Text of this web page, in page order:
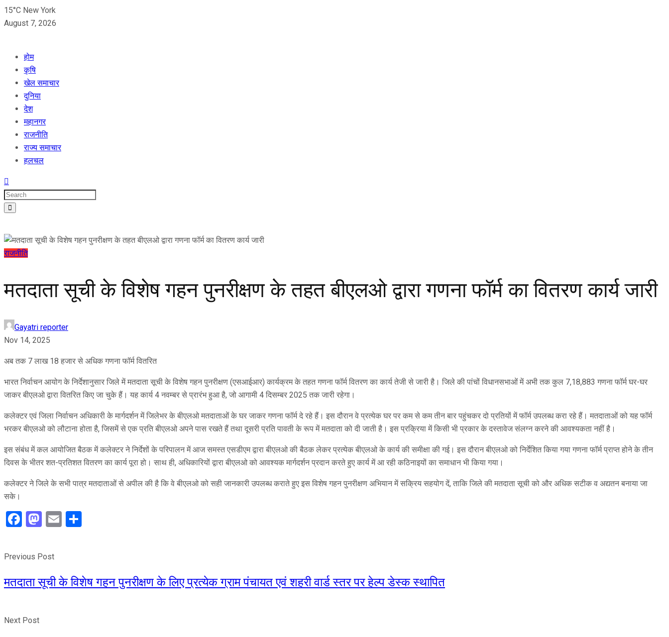
15°C New York
August 7, 2026
होम
कृषि
खेल समाचार
दुनिया
देश
महानगर
राजनीति
राज्य समाचार
हलचल
राजनीति
मतदाता सूची के विशेष गहन पुनरीक्षण के तहत बीएलओ द्वारा गणना फॉर्म का वितरण कार्य जारी
Gayatri reporter
Nov 14, 2025
अब तक 7 लाख 18 हजार से अधिक गणना फॉर्म वितरित
भारत निर्वाचन आयोग के निर्देशानुसार जिले में मतदाता सूची के विशेष गहन पुनरीक्षण (एसआईआर) कार्यक्रम के तहत गणना फॉर्म वितरण का कार्य तेजी से जारी है। जिले की पांचों विधानसभाओं में अभी तक कुल 7,18,883 गणना फॉर्म घर-घर
जाकर बीएलओ द्वारा वितरित किए जा चुके हैं। यह कार्य 4 नवम्बर से प्रारंभ हुआ है, जो आगामी 4 दिसम्बर 2025 तक जारी रहेगा।
कलेक्टर एवं जिला निर्वाचन अधिकारी के मार्गदर्शन में जिलेभर के बीएलओ मतदाताओं के घर जाकर गणना फॉर्म दे रहे हैं। इस दौरान वे प्रत्येक घर पर कम से कम तीन बार पहुंचकर दो प्रतियों में फॉर्म उपलब्ध करा रहे हैं। मतदाताओं को यह फॉर्म
भरकर बीएलओ को लौटाना होता है, जिसमें से एक प्रति बीएलओ अपने पास रखते हैं तथा दूसरी प्रति पावती के रूप में मतदाता को दी जाती है। इस प्रक्रिया में किसी भी प्रकार के दस्तावेज संलग्न करने की आवश्यकता नहीं है।
इस संबंध में कल आयोजित बैठक में कलेक्टर ने निर्देशों के परिपालन में आज समस्त एसडीएम द्वारा बीएलओ की बैठक लेकर प्रत्येक बीएलओ के कार्य की समीक्षा की गई। इस दौरान बीएलओ को निर्देशित किया गया गणना फॉर्म प्राप्त होने के तीन
दिवस के भीतर शत-प्रतिशत वितरण का कार्य पूरा हो। साथ ही, अधिकारियों द्वारा बीएलओ को आवश्यक मार्गदर्शन प्रदान करते हुए कार्य में आ रही कठिनाइयों का समाधान भी किया गया।
कलेक्टर ने जिले के सभी पात्र मतदाताओं से अपील की है कि वे बीएलओ को सही जानकारी उपलब्ध कराते हुए इस विशेष गहन पुनरीक्षण अभियान में सक्रिय सहयोग दें, ताकि जिले की मतदाता सूची को और अधिक सटीक व अद्यतन बनाया जा
सके।
Facebook
Mastodon
Email
Previous Post
मतदाता सूची के विशेष गहन पुनरीक्षण के लिए प्रत्येक ग्राम पंचायत एवं शहरी वार्ड स्तर पर हेल्प डेस्क स्थापित
Next Post